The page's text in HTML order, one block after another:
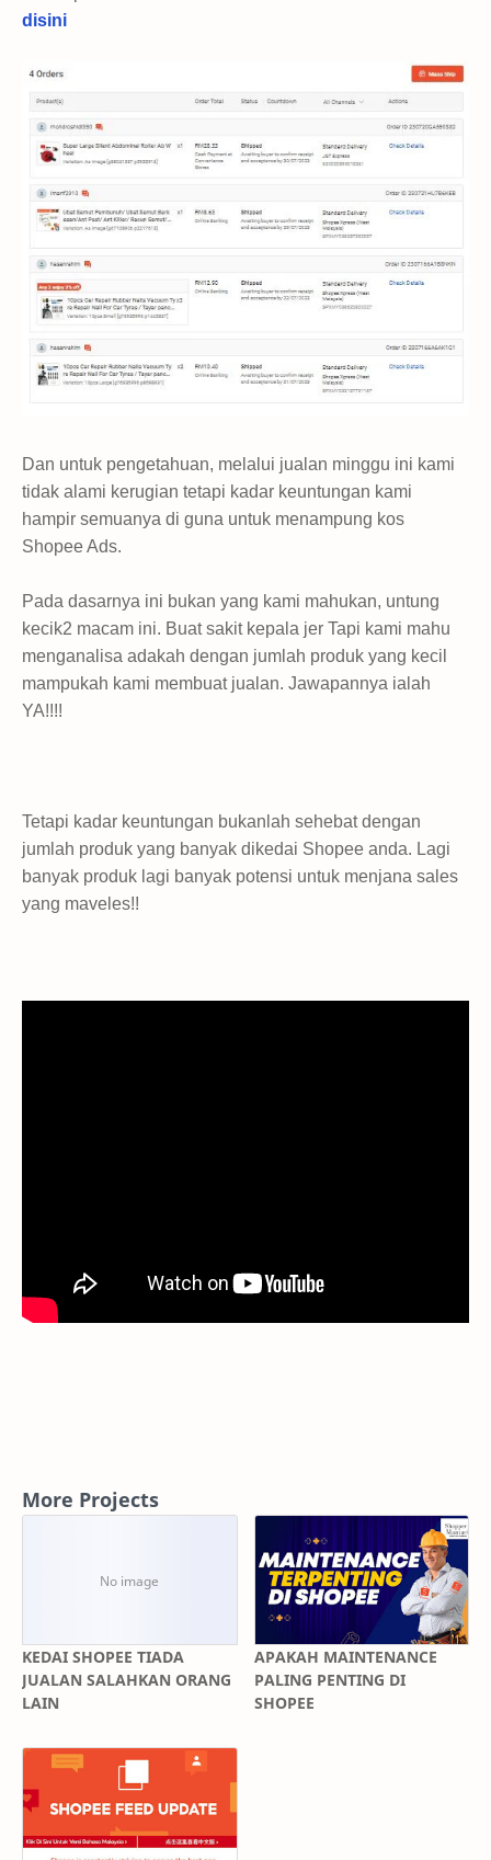
disini
Dan untuk pengetahuan, melalui jualan minggu ini kami
tidak alami kerugian tetapi kadar keuntungan kami
hampir semuanya di guna untuk menampung kos
Shopee Ads.
Pada dasarnya ini bukan yang kami mahukan, untung
kecik2 macam ini. Buat sakit kepala jer Tapi kami mahu
menganalisa adakah dengan jumlah produk yang kecil
mampukah kami membuat jualan. Jawapannya ialah
YA!!!!
Tetapi kadar keuntungan bukanlah sehebat dengan
jumlah produk yang banyak dikedai Shopee anda. Lagi
banyak produk lagi banyak potensi untuk menjana sales
yang maveles!!
More Projects
KEDAI SHOPEE TIADA
JUALAN SALAHKAN ORANG
LAIN
APAKAH MAINTENANCE
PALING PENTING DI
SHOPEE